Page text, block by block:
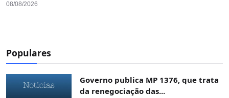
08/08/2026
Populares
Governo publica MP 1376, que trata
da renegociação das...